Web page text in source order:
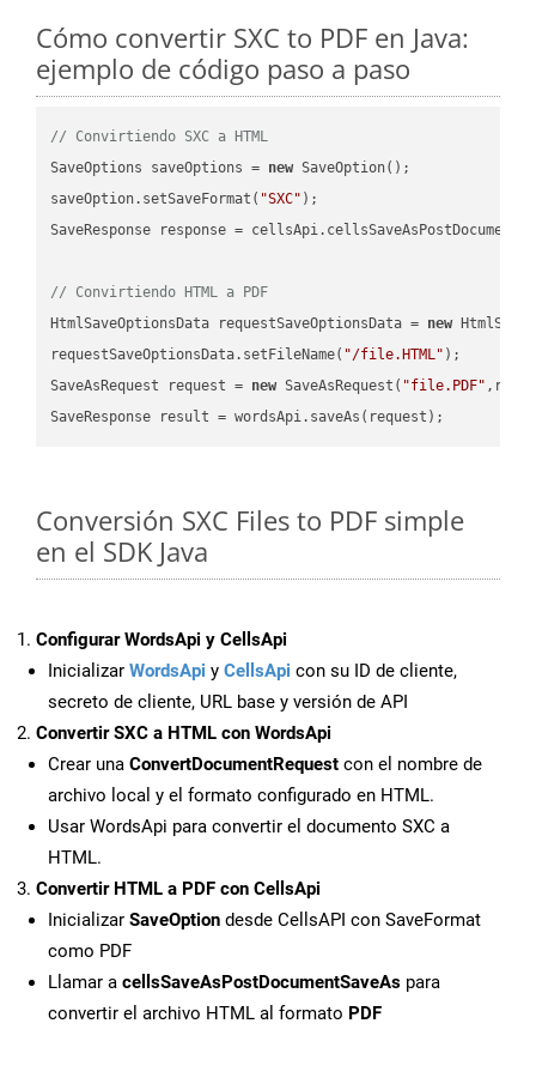
Cómo convertir SXC to PDF en Java:
ejemplo de código paso a paso
// Convirtiendo SXC a HTML
SaveOptions saveOptions = new SaveOption();
saveOption.setSaveFormat( "SXC" );
SaveResponse response =
// Convirtiendo HTML a PDF
HtmlSaveOptionsData requestSaveOptionsData = new
requestSaveOptionsData.setFileName( "/file.HTML" );
SaveAsRequest request = new SaveAsRequest( "file.PDF"
Conversión SXC Files to PDF simple
en el SDK Java
Configurar WordsApi y CellsApi
Inicializar WordsApi y CellsApi con su ID de cliente,
secreto de cliente, URL base y versión de API
Convertir SXC a HTML con WordsApi
Crear una ConvertDocumentRequest con el nombre de
archivo local y el formato configurado en HTML.
Usar WordsApi para convertir el documento SXC a
HTML.
Convertir HTML a PDF con CellsApi
Inicializar SaveOption desde CellsAPI con SaveFormat
como PDF
Llamar a cellsSaveAsPostDocumentSaveAs para
convertir el archivo HTML al formato PDF